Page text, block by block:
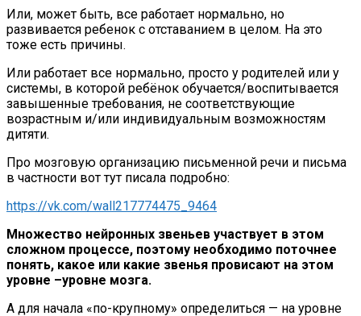
Или, может быть, все работает нормально, но
развивается ребенок с отставанием в целом. На это
тоже есть причины.
Или работает все нормально, просто у родителей или у
системы, в которой ребёнок обучается/воспитывается
завышенные требования, не соответствующие
возрастным и/или индивидуальным возможностям
дитяти.
Про мозговую организацию письменной речи и письма
в частности вот тут писала подробно:
https://vk.com/wall217774475_9464
Множество нейронных звеньев участвует в этом
сложном процессе, поэтому необходимо поточнее
понять, какое или какие звенья провисают на этом
уровне –уровне мозга.
А для начала «по-крупному» определиться — на уровне